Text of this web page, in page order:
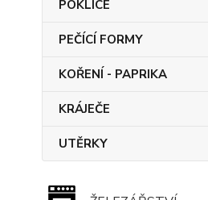
POKLICE
PEČÍCÍ FORMY
KOŘENÍ - PAPRIKA
KRÁJEČE
UTĚRKY